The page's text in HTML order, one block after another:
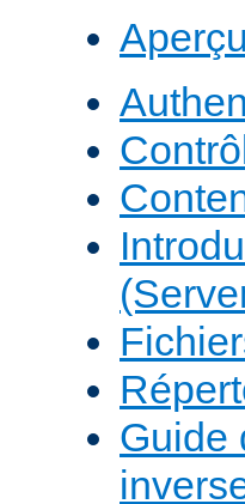
Aperçu
Guide